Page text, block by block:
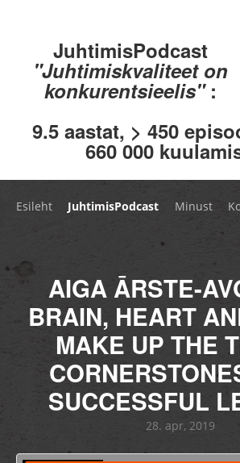
JuhtimisPodcast
"Juhtimiskvaliteet on
konkurentsieelis" :
9.5 aastat, > 450
660 000
Esileht JuhtimisPodcast Minust
AIGA ĀRSTE-
BRAIN, HEART
MAKE UP THE
SUCCESSFUL
28. apr, 2019